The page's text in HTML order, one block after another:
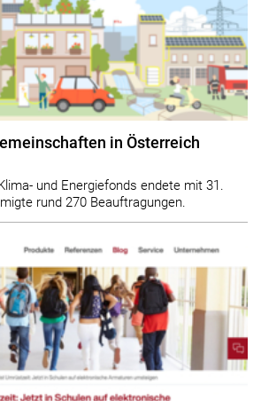
in Österreich
und Energiefonds endete mit 31.
rund 270 Beauftragungen.